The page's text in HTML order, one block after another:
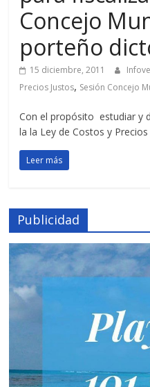
Concejo
porteño
15 diciembre, 2011
Precios Justos, Sesión Concejo
Con el propósito estudiar y
la la Ley de Costos y
Leer más
Publicidad